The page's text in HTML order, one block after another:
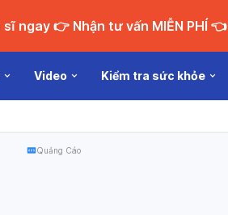
Chat với Bác sĩ ngay 👉 Nhận tư vấn MIỄN PHÍ 👈
Video Kiểm tra sức khỏe
Quảng Cáo